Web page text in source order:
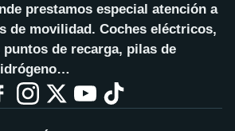
prestamos especial atención a
de movilidad. Coches eléctricos,
de recarga, pilas de